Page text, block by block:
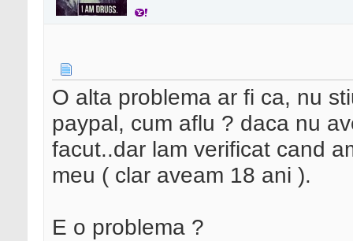
O alta problema ar fi ca, nu
paypal, cum aflu ? daca nu
facut..dar lam verificat cand
meu ( clar aveam 18 ani ).
E o problema ?